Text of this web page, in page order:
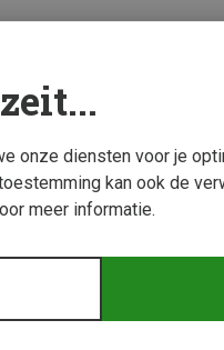
onze diensten voor je
kan ook de
meer informatie.